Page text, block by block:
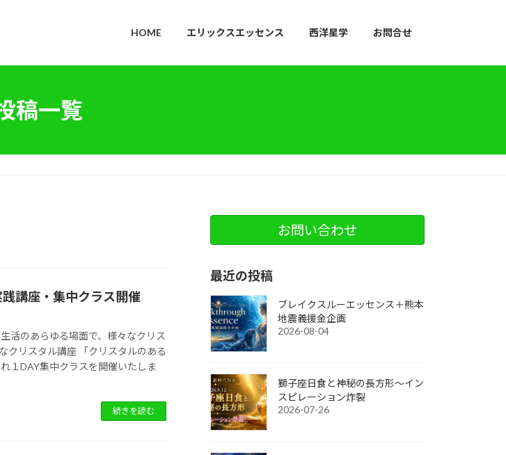
HOME エリックスエッセンス 西洋星学 お問合せ
稿一覧
講座・集中クラス開催
活のあらゆる場面で、様々なクリス
クリスタル講座 「クリスタルのある
１DAY集中クラスを開催いたしま
続きを読む
お問い合わせ
最近の投稿
ブレイクスルーエッセンス＋熊本
地震義援金企画
2026-08-04
獅子座日食と神秘の長方形～イン
スピレーション炸裂
2026-07-26